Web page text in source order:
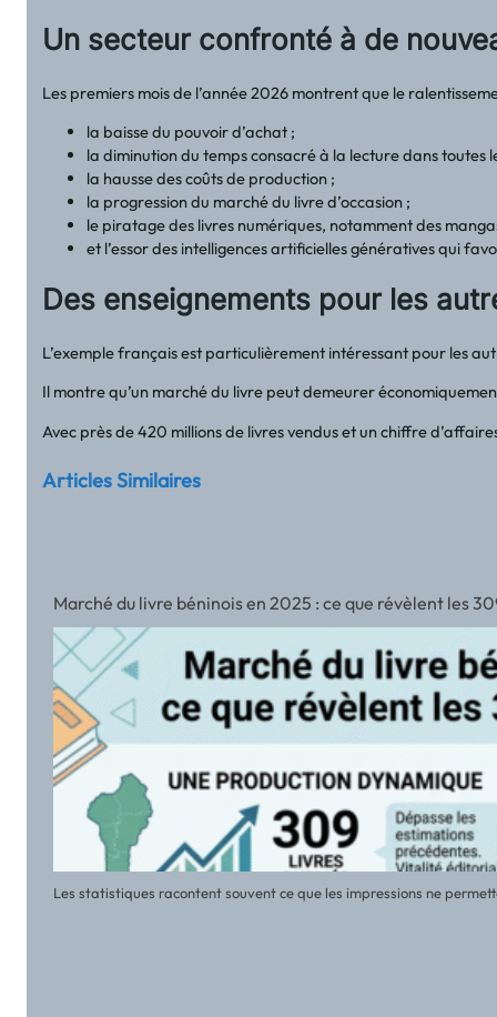
Un secteur confronté à de
Les premiers mois de l’année 2026 montrent que le
la baisse du pouvoir d’achat ;
la diminution du temps consacré à la lecture dans toutes
la hausse des coûts de production ;
la progression du marché du livre d’occasion ;
le piratage des livres numériques, notamment des
et l’essor des intelligences artificielles génératives qui
Des enseignements pour les
L’exemple français est particulièrement intéressant pour les
Il montre qu’un marché du livre peut demeurer
Avec près de 420 millions de livres vendus et un chiffre
Articles Similaires
Marché du livre béninois en 2025 : ce que révèlent les
Les statistiques racontent souvent ce que les impressions ne